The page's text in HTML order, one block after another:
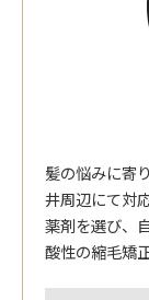
髪の悩みに寄
井周辺にて対
薬剤を選び、
酸性の縮毛矯